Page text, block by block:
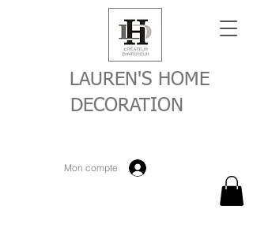
LAUREN'S HOME
DECORATION
Mon compte